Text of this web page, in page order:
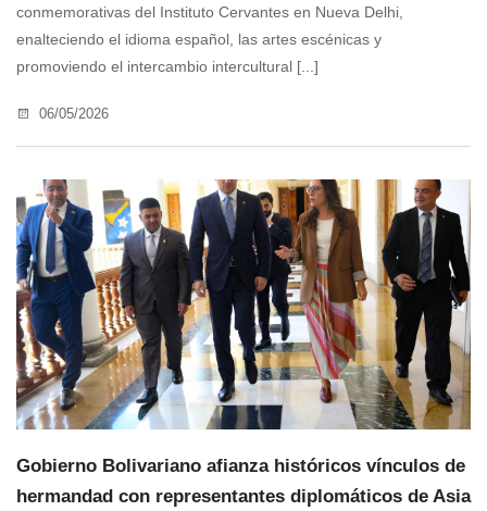
conmemorativas del Instituto Cervantes en Nueva Delhi,
enalteciendo el idioma español, las artes escénicas y
promoviendo el intercambio intercultural [...]
06/05/2026
Gobierno Bolivariano afianza históricos vínculos de
hermandad con representantes diplomáticos de Asia